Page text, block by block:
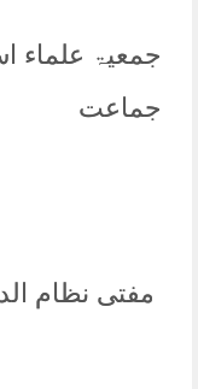
جمعیۃ علماء
جماعت
مفتی نظام